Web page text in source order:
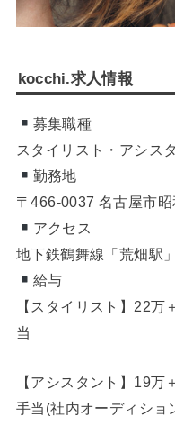
kocchi.求人情報
募集職種
スタイリスト・アシス
勤務地
〒466-0037 名古屋市
アクセス
地下鉄鶴舞線「荒畑駅
給与
【スタイリスト】22
当
【アシスタント】19
手当(社内オーディショ